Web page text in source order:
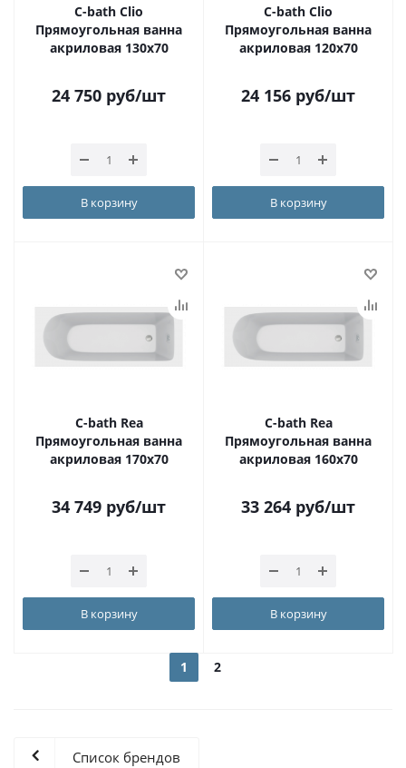
С-bath Clio
Прямоугольная ванна
акриловая 130x70
24 750 руб/шт
В корзину
С-bath Clio
Прямоугольная ванна
акриловая 120x70
24 156 руб/шт
В корзину
С-bath Rea
Прямоугольная ванна
акриловая 170х70
34 749 руб/шт
В корзину
С-bath Rea
Прямоугольная ванна
акриловая 160х70
33 264 руб/шт
В корзину
1 2
Список брендов